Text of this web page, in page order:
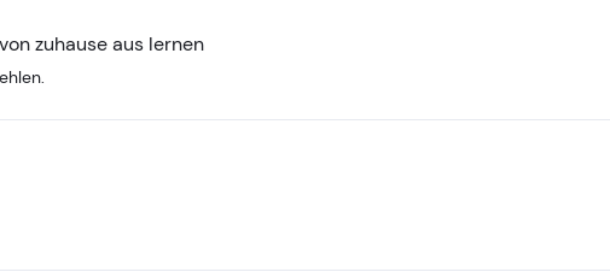
zuhause aus lernen